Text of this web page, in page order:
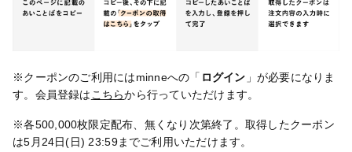
※クーポンのご利用にはminneへの「 ログイン 」が必要になりま
す。会員登録は こちらから行っていただけます。
※各500,000枚限定配布、無くなり次第終了。取得したクーポン
は5月24日(日) 23:59までご利用いただけます。